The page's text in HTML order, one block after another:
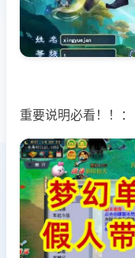
重要说明必看！！：